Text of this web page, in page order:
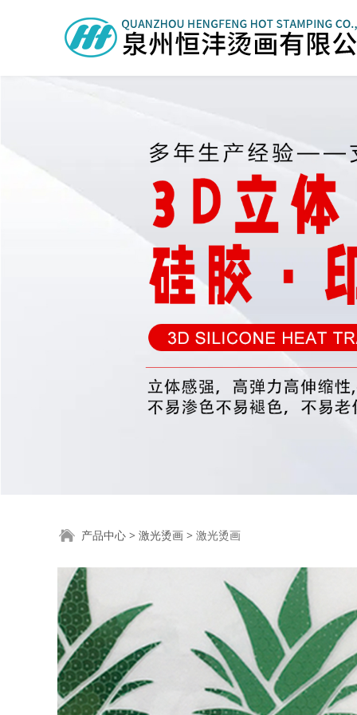
激光烫画
产品中心 > 激光烫画 > 激光烫画